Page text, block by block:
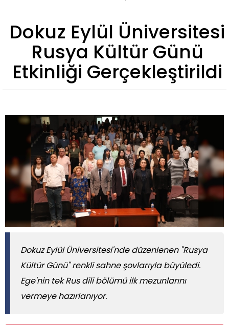
Dokuz Eylül Üniversitesi
Rusya Kültür Günü
Etkinliği Gerçekleştirildi
Dokuz Eylül Üniversitesi'nde düzenlenen "Rusya
Kültür Günü" renkli sahne şovlarıyla büyüledi.
Ege'nin tek Rus dili bölümü ilk mezunlarını
vermeye hazırlanıyor.